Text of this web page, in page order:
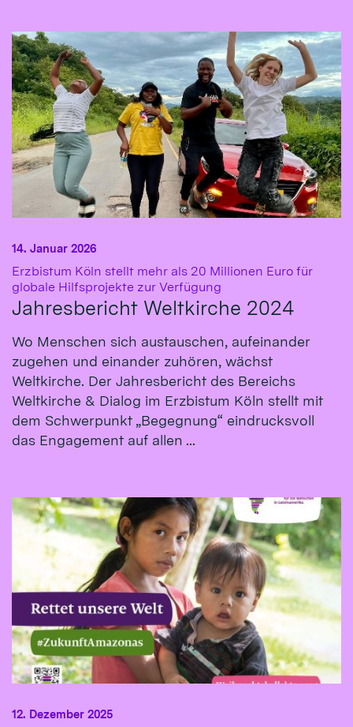
Erzbistum Köln stellt mehr als 20 Millionen Euro für
globale Hilfsprojekte zur Verfügung
Jahresbericht Weltkirche 2024
14. Januar 2026
Wo Menschen sich austauschen, aufeinander
zugehen und einander zuhören, wächst
Weltkirche. Der Jahresbericht des Bereichs
Weltkirche & Dialog im Erzbistum Köln stellt mit
dem Schwerpunkt „Begegnung“ eindrucksvoll
das Engagement auf allen ...
12. Dezember 2025